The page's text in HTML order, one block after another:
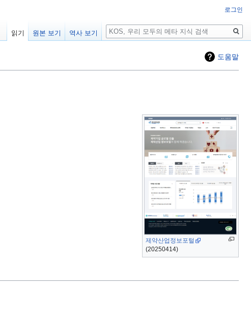
도움말
제약산업정보포털
(20250414)
로그인
읽기 원본 보기 역사 보기
검
색